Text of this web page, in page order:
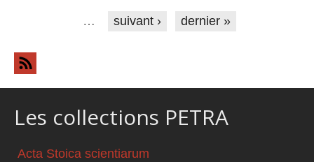
… suivant › dernier »
Les collections PETRA
Acta Stoica scientiarum